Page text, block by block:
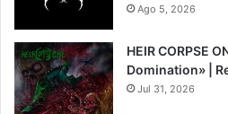
Ago 5, 2026
HEIR CORPSE
Domination» |
Jul 31, 2026